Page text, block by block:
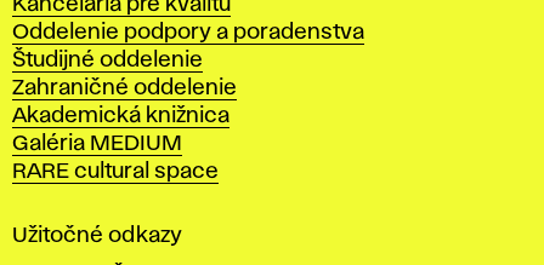
s
o
k
á
š
k
o
a
Kancelária pre kvalitu
Oddelenie podpory a poradenstva
Študijné oddelenie
Zahraničné oddelenie
Akademická knižnica
Galéria MEDIUM
RARE cultural space
Užitočné odkazy